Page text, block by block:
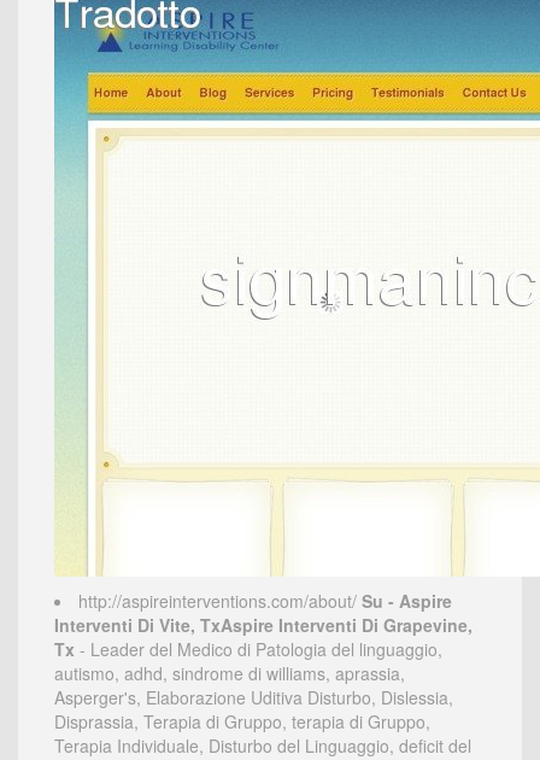
http://aspireinterventions.com/about/ Su - Aspire
Interventi Di Vite, TxAspire Interventi Di Grapevine,
Tx - Leader del Medico di Patologia del linguaggio,
autismo, adhd, sindrome di williams, aprassia,
Asperger's, Elaborazione Uditiva Disturbo, Dislessia,
Disprassia, Terapia di Gruppo, terapia di Gruppo,
Terapia Individuale, Disturbo del Linguaggio, deficit del